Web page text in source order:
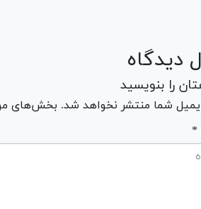
دیدگاه
را بنویسید
شما منتشر نخواهد شد. بخش‌های